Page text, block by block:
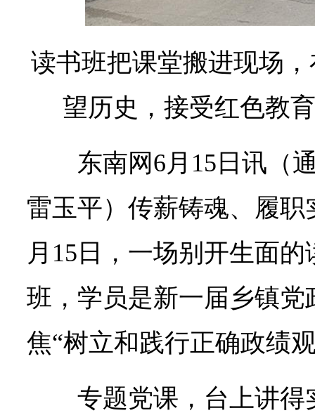
读书班把课堂搬进现场
望历史，接受红色教
东南网6月15日讯（
雷玉平） 传薪铸魂、履职
月15日，一场别开生面
班，学员是新一届乡镇党
焦“树立和践行正确政绩
专题党课，台上讲